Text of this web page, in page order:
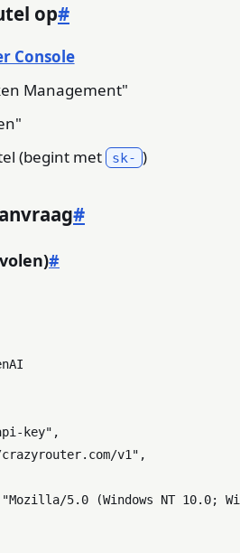
op#
Console
Management"
(begint met
sk- )
#
#
key" ,
v1" ,
"Mozilla/5.0 (Windows NT 10.0;